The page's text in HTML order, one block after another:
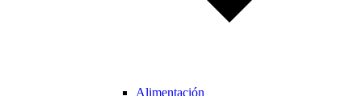
Alimentación